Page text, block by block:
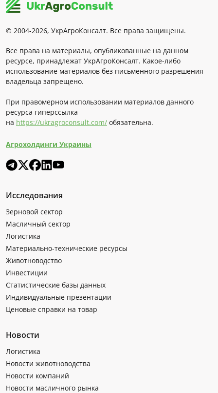
© 2004-2026, УкрАгроКонсалт. Все права защищены.
Все права на материалы, опубликованные на данном
ресурсе, принадлежат УкрАгроКонсалт. Какое-либо
использование материалов без письменного разрешения
владельца запрещено.
При правомерном использовании материалов данного
ресурса гиперссылка
на https://ukragroconsult.com/ обязательна.
Агрохолдинги Украины
Исследования
Зерновой сектор
Масличный сектор
Логистика
Материально-технические ресурсы
Животноводство
Инвестиции
Статистические базы данных
Индивидуальные презентации
Ценовые справки на товар
Новости
Логистика
Новости животноводства
Новости компаний
Новости масличного рынка